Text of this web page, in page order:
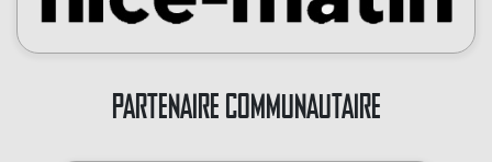
PARTENAIRE COMMUNAUTAIRE